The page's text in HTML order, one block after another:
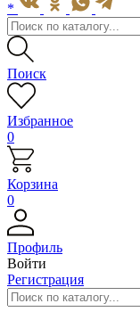
*
Поиск
Избранное
0
Корзина
0
Профиль
Войти
Регистрация